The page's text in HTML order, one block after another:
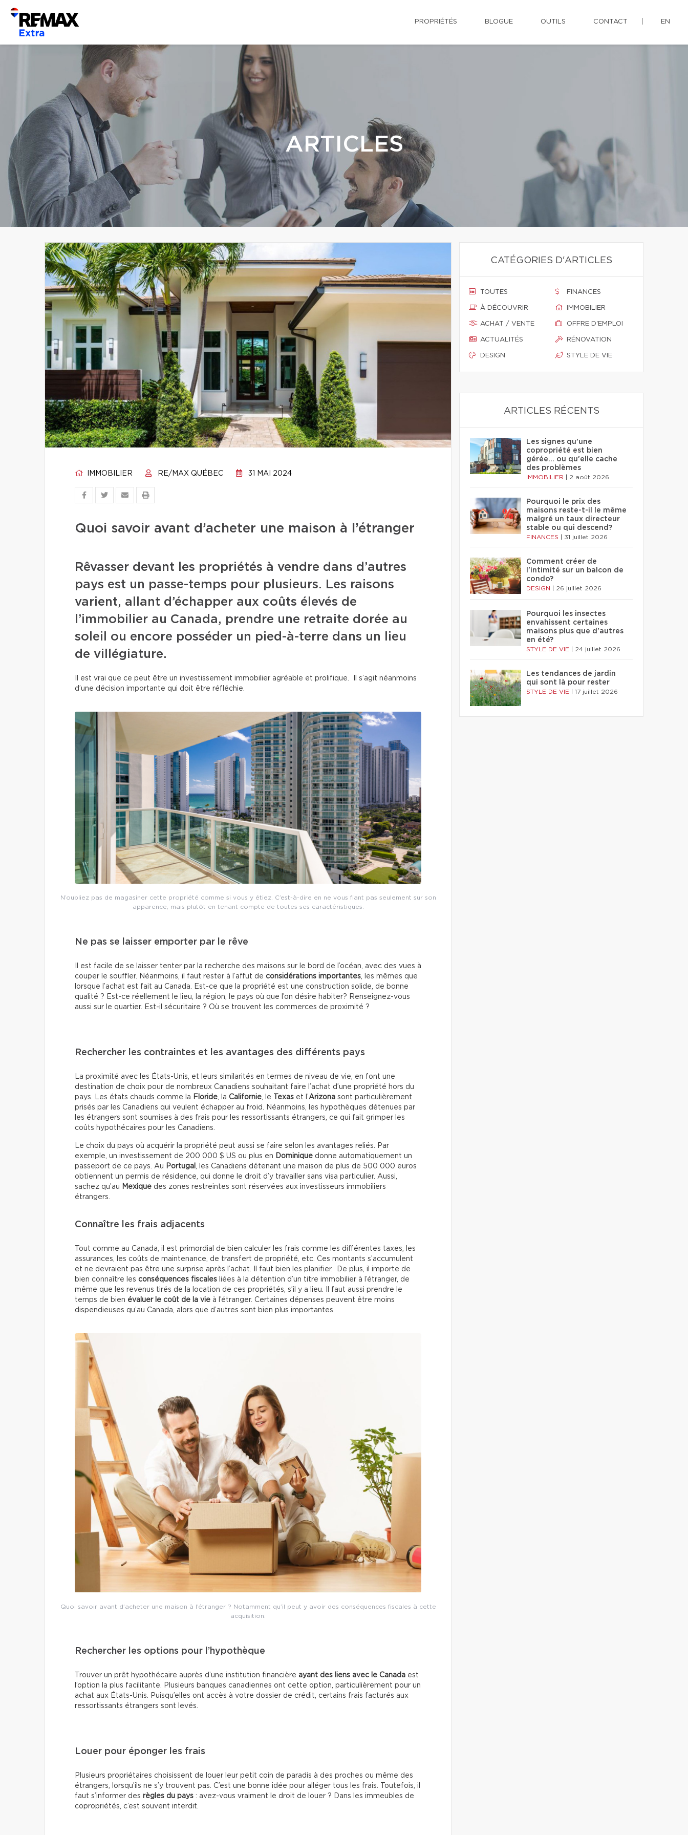
PROPRIÉTÉS BLOGUE OUTILS CONTACT EN
ARTICLES
IMMOBILIER RE/MAX QUÉBEC 31 MAI 2024
Quoi savoir avant d’acheter une maison à l’étranger
Rêvasser devant les propriétés à vendre dans d’autres
pays est un passe-temps pour plusieurs. Les raisons
varient, allant d’échapper aux coûts élevés de
l’immobilier au Canada, prendre une retraite dorée au
soleil ou encore posséder un pied-à-terre dans un lieu
de villégiature.
Il est vrai que ce peut être un investissement immobilier agréable et prolifique. Il s’agit néanmoins
d’une décision importante qui doit être réfléchie.
N’oubliez pas de magasiner cette propriété comme si vous y étiez. C’est-à-dire en ne vous fiant pas seulement sur son
apparence, mais plutôt en tenant compte de toutes ses caractéristiques.
Ne pas se laisser emporter par le rêve
Il est facile de se laisser tenter par la recherche des maisons sur le bord de l’océan, avec des vues à
couper le souffler. Néanmoins, il faut rester à l’affut de considérations importantes, les mêmes que
lorsque l’achat est fait au Canada. Est-ce que la propriété est une construction solide, de bonne
qualité ? Est-ce réellement le lieu, la région, le pays où que l’on désire habiter? Renseignez-vous
aussi sur le quartier. Est-il sécuritaire ? Où se trouvent les commerces de proximité ?
Rechercher les contraintes et les avantages des différents pays
La proximité avec les États-Unis, et leurs similarités en termes de niveau de vie, en font une
destination de choix pour de nombreux Canadiens souhaitant faire l’achat d’une propriété hors du
pays. Les états chauds comme la Floride, la Californie, le Texas et l’Arizona sont particulièrement
prisés par les Canadiens qui veulent échapper au froid. Néanmoins, les hypothèques détenues par
les étrangers sont soumises à des frais pour les ressortissants étrangers, ce qui fait grimper les
coûts hypothécaires pour les Canadiens.
Le choix du pays où acquérir la propriété peut aussi se faire selon les avantages reliés. Par
exemple, un investissement de 200 000 $ US ou plus en Dominique donne automatiquement un
passeport de ce pays. Au Portugal , les Canadiens détenant une maison de plus de 500 000 euros
obtiennent un permis de résidence, qui donne le droit d’y travailler sans visa particulier. Aussi,
sachez qu’au Mexique des zones restreintes sont réservées aux investisseurs immobiliers
étrangers.
Connaître les frais adjacents
Tout comme au Canada, il est primordial de bien calculer les frais comme les différentes taxes, les
assurances, les coûts de maintenance, de transfert de propriété, etc. Ces montants s’accumulent
et ne devraient pas être une surprise après l’achat. Il faut bien les planifier. De plus, il importe de
bien connaître les conséquences fiscales liées à la détention d’un titre immobilier à l’étranger, de
même que les revenus tirés de la location de ces propriétés, s’il y a lieu. Il faut aussi prendre le
temps de bien évaluer le coût de la vie à l’étranger. Certaines dépenses peuvent être moins
dispendieuses qu’au Canada, alors que d’autres sont bien plus importantes.
Quoi savoir avant d’acheter une maison à l’étranger ? Notamment qu’il peut y avoir des conséquences fiscales à cette
acquisition.
Rechercher les options pour l’hypothèque
Trouver un prêt hypothécaire auprès d’une institution financière ayant des liens avec le Canada est
l’option la plus facilitante. Plusieurs banques canadiennes ont cette option, particulièrement pour un
achat aux États-Unis. Puisqu’elles ont accès à votre dossier de crédit, certains frais facturés aux
ressortissants étrangers sont levés.
Louer pour éponger les frais
Plusieurs propriétaires choisissent de louer leur petit coin de paradis à des proches ou même des
étrangers, lorsqu’ils ne s’y trouvent pas. C’est une bonne idée pour alléger tous les frais. Toutefois, il
faut s’informer des règles du pays : avez-vous vraiment le droit de louer ? Dans les immeubles de
copropriétés, c’est souvent interdit.
CATÉGORIES D'ARTICLES
TOUTES
À DÉCOUVRIR
ACHAT / VENTE
ACTUALITÉS
DESIGN
FINANCES
IMMOBILIER
OFFRE D'EMPLOI
RÉNOVATION
STYLE DE VIE
ARTICLES RÉCENTS
Les signes qu'une
copropriété est bien
gérée… ou qu'elle cache
des problèmes
IMMOBILIER 2 août 2026
Pourquoi le prix des
maisons reste-t-il le même
malgré un taux directeur
stable ou qui descend?
FINANCES 31 juillet 2026
Comment créer de
l'intimité sur un balcon de
condo?
DESIGN 26 juillet 2026
Pourquoi les insectes
envahissent certaines
maisons plus que d'autres
en été?
STYLE DE VIE 24 juillet 2026
Les tendances de jardin
qui sont là pour rester
STYLE DE VIE 17 juillet 2026